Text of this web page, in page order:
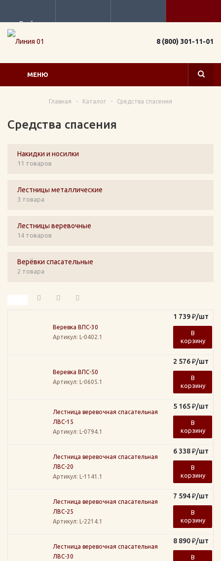
Прайс
8 (800) 301-11-01
МЕНЮ
Главная - Каталог - Средства спасения
Средства спасения
Накидки и носилки
11 товаров
Лестницы металлические
3 товара
Лестницы веревочные
14 товаров
Верёвки спасательные
2 товара
Веревка ВПС-30
Артикул: L-0402.1
1 739₽/шт
В
корзину
Веревка ВПС-50
Артикул: L-0605.1
2 576₽/шт
В
корзину
Лестница веревочная спасательная
ЛВС-15
Артикул: L-0794.1
5 165₽/шт
В
корзину
Лестница веревочная спасательная
ЛВС-20
Артикул: L-1141.1
6 338₽/шт
В
корзину
Лестница веревочная спасательная
ЛВС-25
Артикул: L-2214.1
7 594₽/шт
В
корзину
Лестница веревочная спасательная
ЛВС-30
8 890₽/шт
В